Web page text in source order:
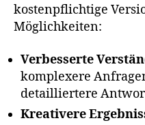
kostenpflichtige
Möglichkeiten:
Verbesserte
komplexere
detailliertere
Kreativere